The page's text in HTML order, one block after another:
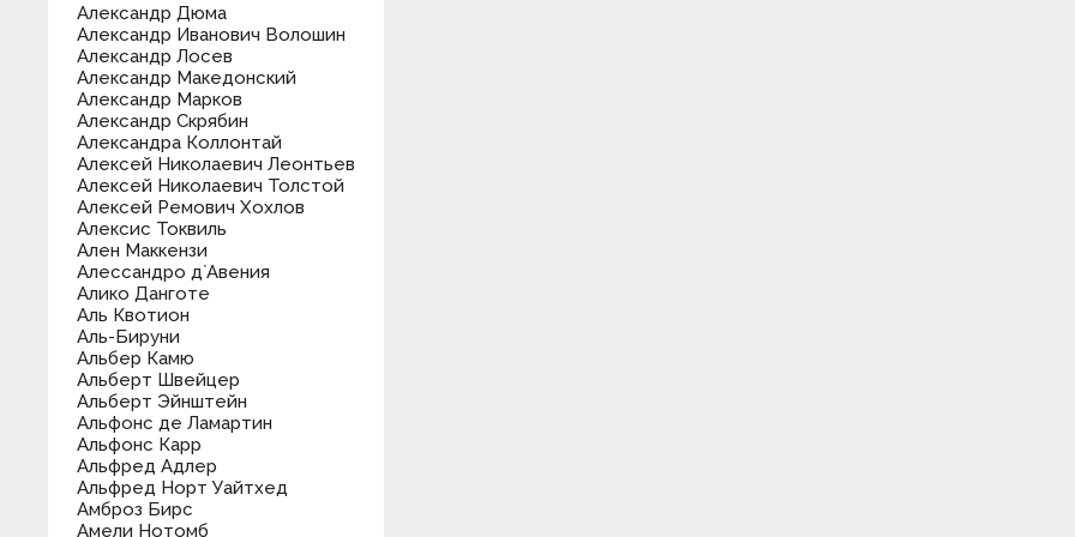
Александр Дюма
Александр Иванович Волошин
Александр Лосев
Александр Македонский
Александр Марков
Александр Скрябин
Александра Коллонтай
Алексей Николаевич Леонтьев
Алексей Николаевич Толстой
Алексей Ремович Хохлов
Алексис Токвиль
Ален Маккензи
Алессандро д`Авения
Алико Данготе
Аль Квотион
Аль-Бируни
Альбер Камю
Альберт Швейцер
Альберт Эйнштейн
Альфонс де Ламартин
Альфонс Карр
Альфред Адлер
Альфред Норт Уайтхед
Амброз Бирс
Амели Нотомб